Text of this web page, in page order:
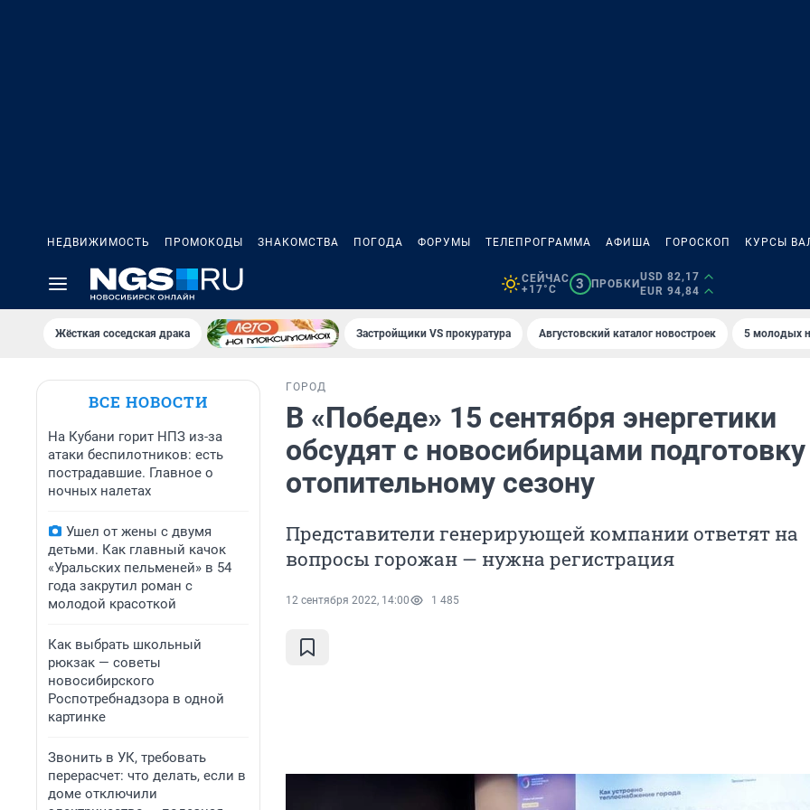
НЕДВИЖИМОСТЬ ПРОМОКОДЫ ЗНАКОМСТВА ПОГОДА ФОРУМЫ ТЕЛЕПРОГРАММА АФИША ГОРОСКОП КУРСЫ
СЕЙЧАС
+17°C
3 ПРОБКИ
USD 82,17
EUR 94,84
Жёсткая соседская драка Застройщики VS прокуратура Августовский каталог новостроек 5 молодых
ВСЕ НОВОСТИ
На Кубани горит НПЗ из-за
атаки беспилотников: есть
пострадавшие. Главное о
ночных налетах
Ушел от жены с двумя
детьми. Как главный качок
«Уральских пельменей» в 54
года закрутил роман с
молодой красоткой
Как выбрать школьный
рюкзак — советы
новосибирского
Роспотребнадзора в одной
картинке
Звонить в УК, требовать
перерасчет: что делать, если в
доме отключили
ГОРОД
В «Победе» 15 сентября энергетики
обсудят с новосибирцами
отопительному сезону
Представители генерирующей компании ответят на
вопросы горожан — нужна регистрация
12 сентября 2022, 14:00 1 485